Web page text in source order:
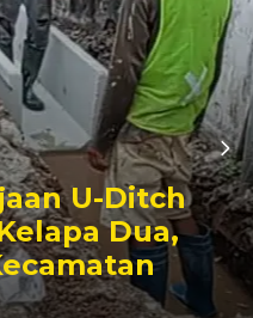
Can Eat
Novotel
Hadir
1442H-